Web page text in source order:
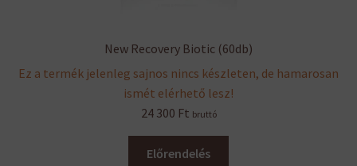
New Recovery Biotic (60db)
Ez a termék jelenleg sajnos nincs készleten, de hamarosan
ismét elérhető lesz!
24 300 Ft bruttó
Előrendelés